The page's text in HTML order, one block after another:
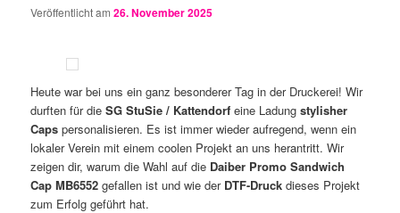
Veröffentlicht am26. November 2025
Heute war bei uns ein ganz besonderer Tag in der Druckerei! Wir
durften für dieSG StuSie / Kattendorf eine Ladungstylisher
Caps personalisieren. Es ist immer wieder aufregend, wenn ein
lokaler Verein mit einem coolen Projekt an uns herantritt. Wir
zeigen dir, warum die Wahl auf die Daiber Promo Sandwich
Cap MB6552 gefallen ist und wie der DTF-Druck dieses Projekt
zum Erfolg geführt hat.